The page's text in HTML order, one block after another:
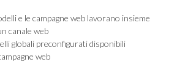
e le campagne web lavorano insieme
canale web
globali preconfigurati disponibili
web